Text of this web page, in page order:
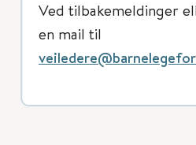
Ved tilbakemeldinger
en mail til